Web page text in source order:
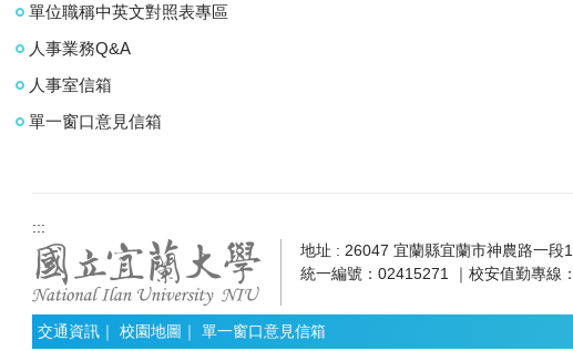
單位職稱中英文對照表專區
人事業務Q&A
人事室信箱
單一窗口意見信箱
:::
地址 : 26047 宜蘭縣宜蘭市神農路一
統一編號：02415271 ｜校安值勤專線
交通資訊 ｜ 校園地圖 ｜ 單一窗口意見信箱